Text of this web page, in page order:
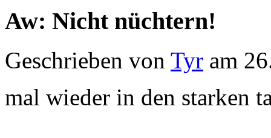
Aw: Nicht nüchtern!
Geschrieben von Tyr am
mal wieder in den starken